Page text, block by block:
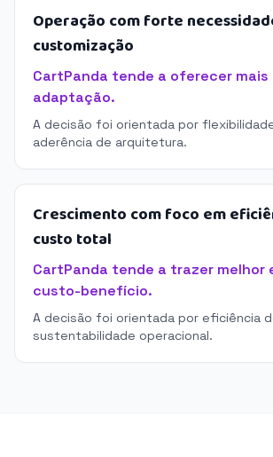
Operação com forte
customização
CartPanda tende a oferecer mais
adaptação.
A decisão foi orientada por
aderência de arquitetura.
Crescimento com foco em
custo total
CartPanda tende a trazer melhor
custo-benefício.
A decisão foi orientada por eficiência
sustentabilidade operacional.